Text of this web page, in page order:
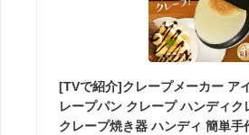
[TVで紹介]クレープメーカー ア
レープパン クレープ ハンディク
クレープ焼き器 ハンディ 簡単手